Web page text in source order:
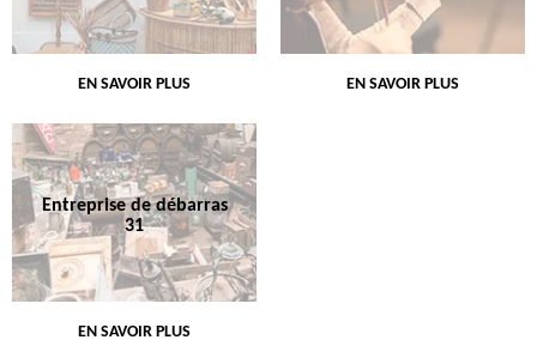
EN SAVOIR PLUS EN SAVOIR PLUS
Entreprise de débarras
31
EN SAVOIR PLUS